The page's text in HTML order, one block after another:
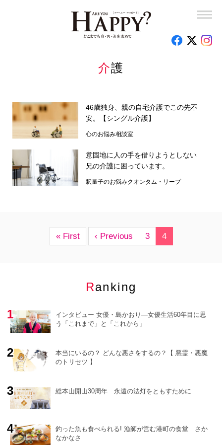
介護
46歳独身、親の自宅介護でこの先不
安。【シングル介護】
心のお悩み相談室
意固地に人の手を借りようとしない
兄の介護に困っています。
釈量子のお悩みクオンタム・リープ
« First ‹ Previous 3 4
Ranking
インタビュー 女優・島かおり―女優生活60年目に思
う「これまで」と「これから」
本当にいるの？ どんな悪さをするの？【 悪霊・悪魔
のトリセツ 】
総本山開山30周年 永遠の法灯をともすために
釣った魚も食べられる! 漁師が営む港町の食堂 さか
なかなさ
幸福実現党党首 釈量子のキッチン政経塾
竜の口法子校長の熱烈エール「もう大丈夫！」
岡野宏のビューティーレッスンーさあ、はじめましょうか
子育て110番
釈量子のお悩みクオンタム・リープ
心のお悩み相談室
編集部のオススメ